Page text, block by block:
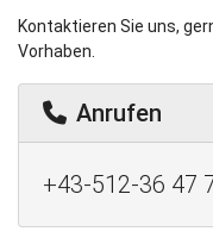
Kontaktieren Sie uns,
Vorhaben.
Anrufen
+43-512-36 47